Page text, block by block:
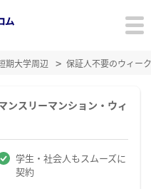
期大学周辺 保証人不要のウィー
ンスリーマンション・ウィ
学生・社会人もスムーズに
契約